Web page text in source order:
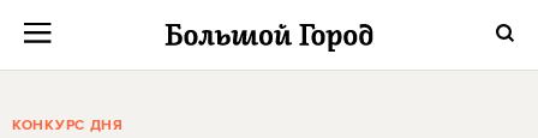
КОНКУРС ДНЯ